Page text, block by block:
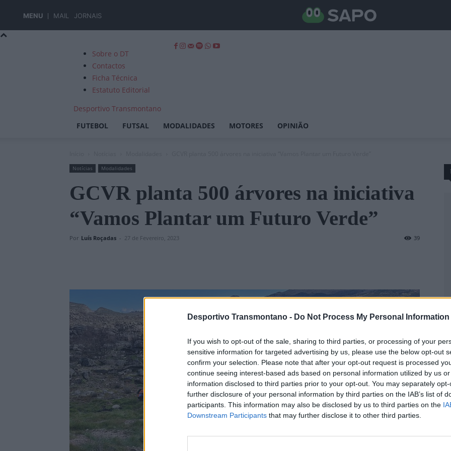
Desportivo Transmontano - Do Not Process My Personal Information
If you wish to opt-out of the sale, sharing to third parties, or processing of your
sensitive information for targeted advertising by us, please use the below opt-out
confirm your selection. Please note that after your opt-out request is processed
continue seeing interest-based ads based on personal information utilized by us
information disclosed to third parties prior to your opt-out. You may separately
further disclosure of your personal information by third parties on the IAB’s list of
participants. This information may also be disclosed by us to third parties on the
Downstream Participants that may further disclose it to other third parties.
MENU MAIL JORNAIS
Sobre o DT
Contactos
Ficha Técnica
Estatuto Editorial
Desportivo Transmontano
FUTEBOL
FUTSAL MODALIDADES MOTORES OPINIÃO
Notícias Modalidades
GCVR planta 500 árvores na iniciativa
“Vamos Plantar um Futuro Verde”
Por Luís Roçadas - 27 de Fevereiro, 2023 39